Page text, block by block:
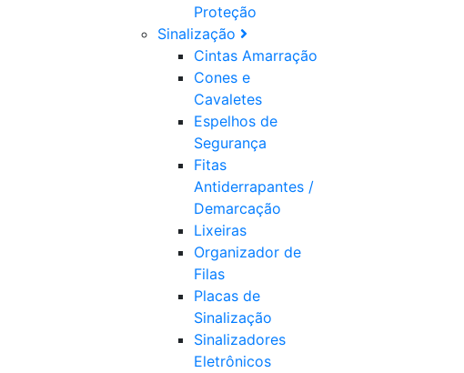
Proteção
Sinalização
Cintas Amarração
Cones e
Cavaletes
Espelhos de
Segurança
Fitas
Antiderrapantes /
Demarcação
Lixeiras
Organizador de
Filas
Placas de
Sinalização
Sinalizadores
Eletrônicos